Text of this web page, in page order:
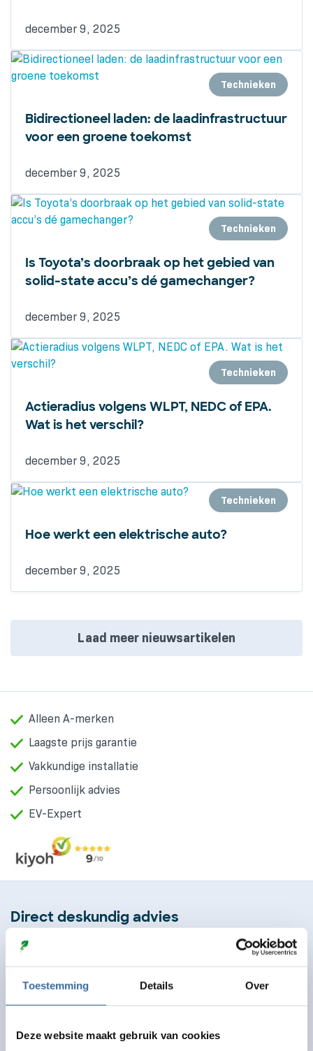
Toestemming Details Over
Deze website maakt gebruik van cookies
december 9, 2025
Technieken
Bidirectioneel laden: de laadinfrastructuur
voor een groene toekomst
december 9, 2025
Technieken
Is Toyota’s doorbraak op het gebied van
solid-state accu’s dé gamechanger?
december 9, 2025
Technieken
Actieradius volgens WLPT, NEDC of EPA.
Wat is het verschil?
december 9, 2025
Technieken
Hoe werkt een elektrische auto?
december 9, 2025
Laad meer nieuwsartikelen
Alleen A-merken
Laagste prijs garantie
Vakkundige installatie
Persoonlijk advies
EV-Expert
Direct deskundig advies
Hulp nodig bij een bestelling of een vraag over een
Bel ons